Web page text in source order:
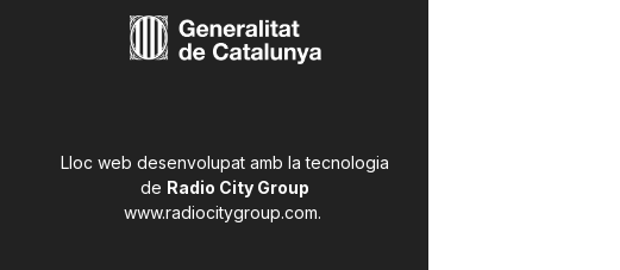
Lloc web desenvolupat amb la tecnologia
de Radio City Group
www.radiocitygroup.com.